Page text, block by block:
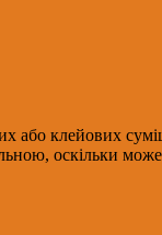
або клейових
оскільки